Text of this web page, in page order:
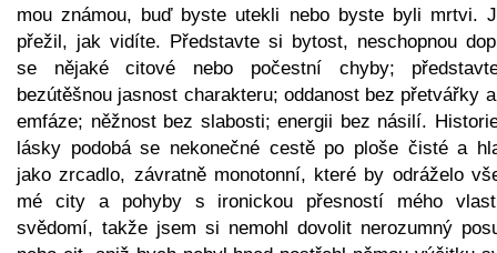
mou známou, buď byste utekli nebo byste byli mrtvi.
přežil, jak vidíte. Představte si bytost, neschopnou
se nějaké citové nebo počestní chyby;
bezútěšnou jasnost charakteru; oddanost bez přetvářky
emfáze; něžnost bez slabosti; energii bez násilí.
lásky podobá se nekonečné cestě po ploše čisté a
jako zrcadlo, závratně monotonní, které by odráželo
mé city a pohyby s ironickou přesností mého
svědomí, takže jsem si nemohl dovolit nerozumný